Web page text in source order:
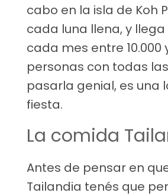
cabo en la isla de Koh
cada luna llena, y
cada mes entre 10.000
personas con todas
pasarla genial, es una
fiesta.
La comida
Antes de pensar en
Tailandia tenés que